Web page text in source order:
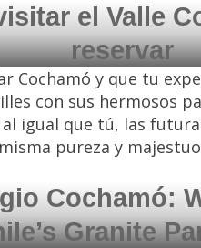
el Valle
reservar
Cochamó y que tu
con sus hermosos
igual que tú, las
pureza y
Cochamó:
Granite